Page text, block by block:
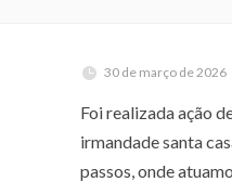
30 de março de 2026
Foi realizada ação
irmandade santa
passos, onde